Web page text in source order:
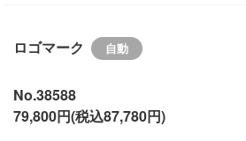
ロゴマーク
No.38588
79,800円(税込87,780円)